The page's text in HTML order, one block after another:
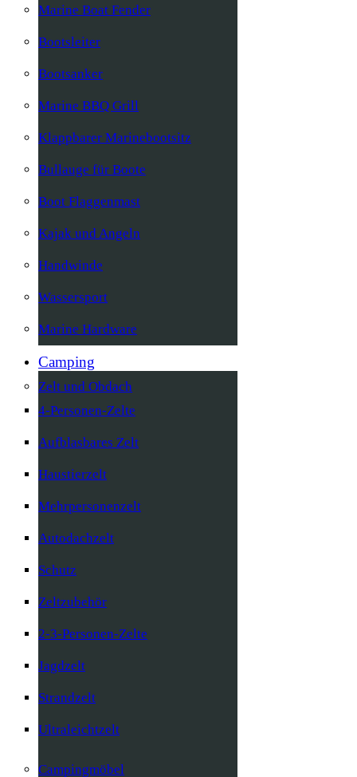
Marine Boat Fender
Bootsleiter
Bootsanker
Marine BBQ Grill
Klappbarer Marinebootsitz
Bullauge für Boote
Boot Flaggenmast
Kajak und Angeln
Handwinde
Wassersport
Marine Hardware
Camping
Zelt und Obdach
4-Personen-Zelte
Aufblasbares Zelt
Haustierzelt
Mehrpersonenzelt
Autodachzelt
Schutz
Zeltzubehör
2-3-Personen-Zelte
Jagdzelt
Strandzelt
Ultraleichtzelt
Campingmöbel